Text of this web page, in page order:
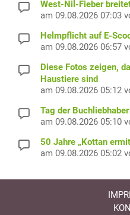
West-Nil-Fieber
am 09.08.2026 07:03
Helmpflicht auf E-
am 09.08.2026 06:57
Diese Fotos zeigen,
Haustiere sind
am 09.08.2026 05:12
Tag der
am 09.08.2026 05:10
50 Jahre „Kottan
am 09.08.2026 05:02